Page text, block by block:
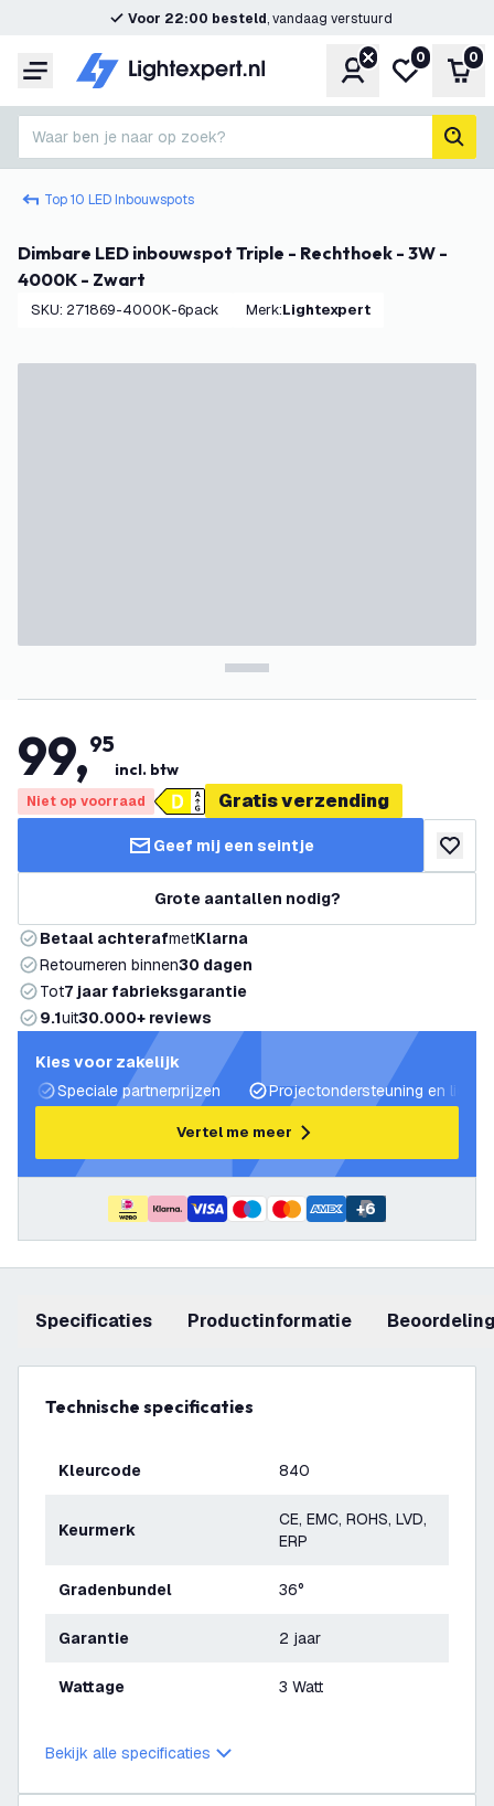
Voor 22:00 besteld, vandaag verstuurd
Menu Account
Mijn
0 0
Waar ben je naar op zoek?
Top 10 LED Inbouwspots
Dimbare LED inbouwspot Triple - Rechthoek - 3W -
4000K - Zwart
SKU: 271869-4000K-6pack Merk: Lightexpert
99,95
incl. btw
Niet op voorraad Gratis verzending
Geef mij een seintje
Grote aantallen nodig?
Betaal achterafmetKlarna
Retourneren binnen30 dagen
Tot7 jaar fabrieksgarantie
9.1uit30.000+ reviews
Kies voor zakelijk
Speciale partnerprijzen
Projectondersteuning en
Vertel me meer
+6
Specificaties productinformatie
Technische specificaties
Kleurcode 840
Keurmerk
CE, EMC, ROHS, LVD,
ERP
Gradenbundel 36°
Garantie 2 jaar
Wattage 3 Watt
Bekijk alle specificaties